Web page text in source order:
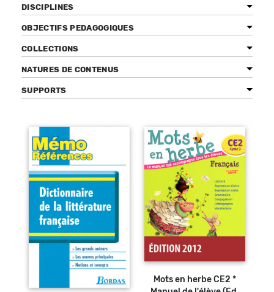
Téléchargez des ressources gratuites
Recevez des informations sur nos nouveautés
Ajouter au
Mots en herbe CE2 *
DISCIPLINES
OBJECTIFS PEDAGOGIQUES
COLLECTIONS
NATURES DE CONTENUS
SUPPORTS